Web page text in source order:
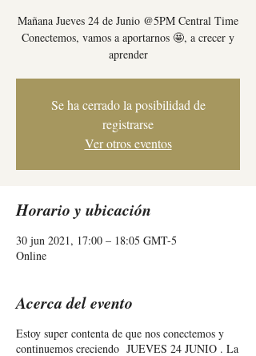
Mañana Jueves 24 de Junio @5PM Central Time
Conectemos, vamos a aportarnos 🤩, a crecer y
aprender
Se ha cerrado la posibilidad de
registrarse
Ver otros eventos
Horario y ubicación
30 jun 2021, 17:00 – 18:05 GMT-5
Online
Acerca del evento
Estoy super contenta de que nos conectemos y
continuemos creciendo JUEVES 24 JUNIO . La